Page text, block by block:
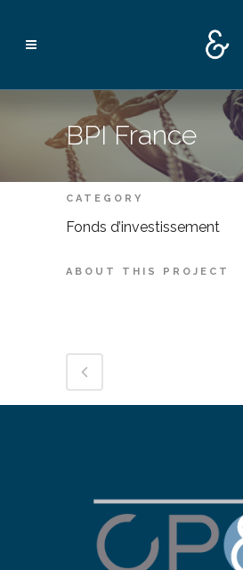
BPI France
CATEGORY
Fonds d’investissement
ABOUT THIS PROJECT